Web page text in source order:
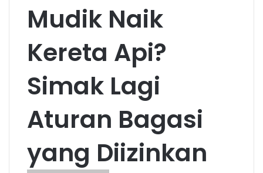
Mudik Naik
Kereta Api?
Simak Lagi
Aturan Bagasi
yang Diizinkan